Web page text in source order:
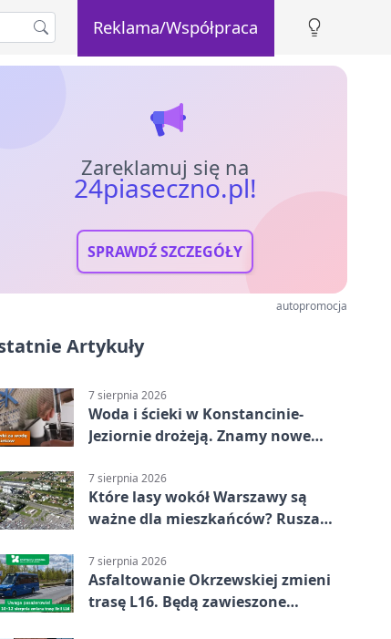
Reklama/Współpraca
Zareklamuj się na
24piaseczno.pl!
SPRAWDŹ SZCZEGÓŁY
autopromocja
Artykuły
7 sierpnia 2026
Woda i ścieki w Konstancinie-
Jeziornie drożeją. Znamy nowe
7 sierpnia 2026
Które lasy wokół Warszawy są
ważne dla mieszkańców? Rusza
7 sierpnia 2026
Asfaltowanie Okrzewskiej zmieni
trasę L16. Będą zawieszone